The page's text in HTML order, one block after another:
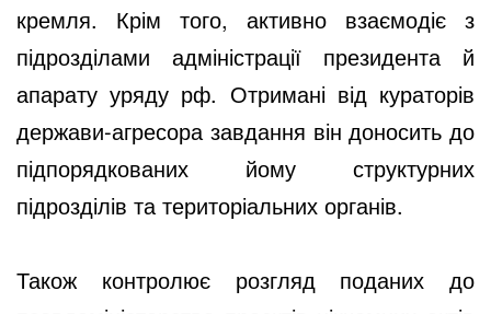
кремля. Крім того, активно взаємодіє з
підрозділами адміністрації президента й
апарату уряду рф. Отримані від кураторів
держави-агресора завдання він доносить до
підпорядкованих йому структурних
підрозділів та територіальних органів.
Також контролює розгляд поданих до